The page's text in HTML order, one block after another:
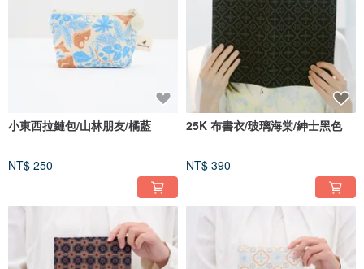
小東西拉鏈包/山林朋友/橘藍
NT$ 250
25K 布書衣/玻璃海棠/紳士黑色
NT$ 390